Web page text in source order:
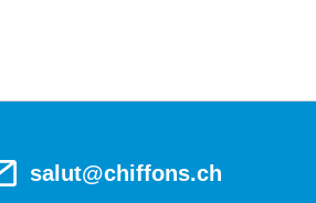
salut@chiffons.ch